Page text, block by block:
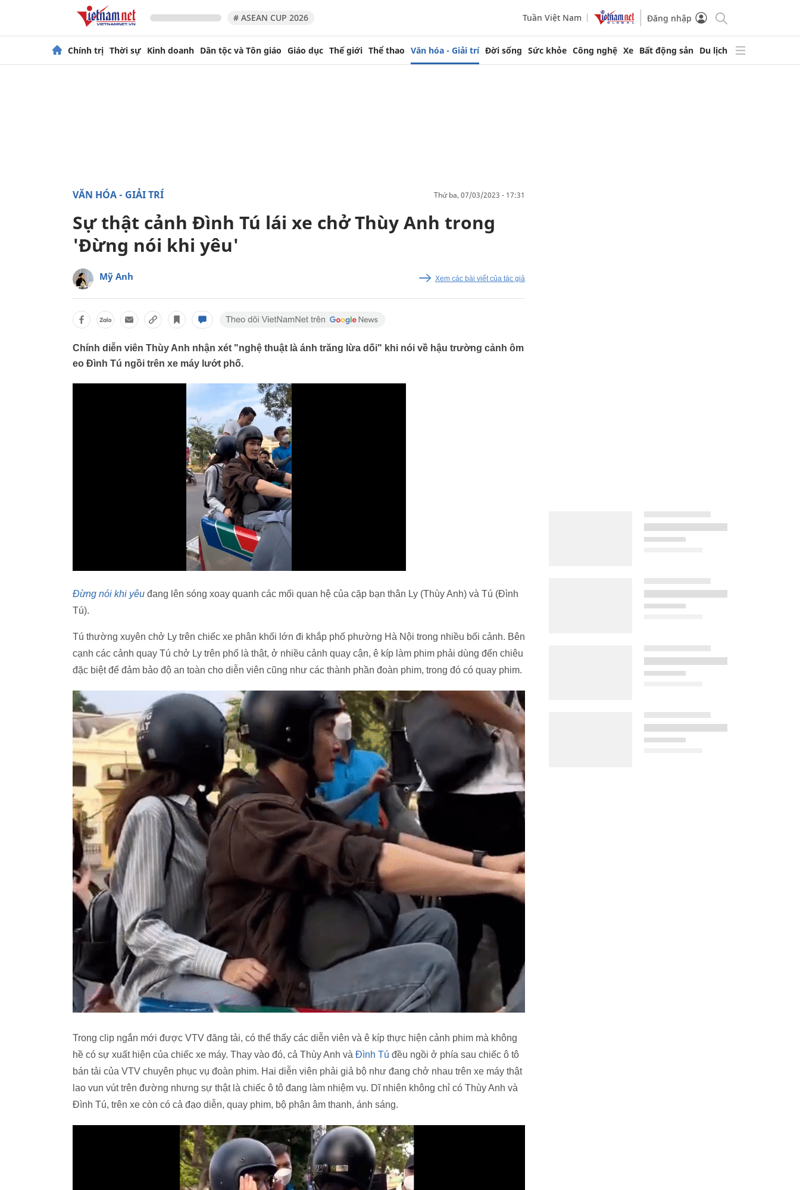
# ASEAN CUP 2026 Tuần Việt Nam Đăng nhập
Chính trị Thời sự Kinh doanh Dân tộc và Tôn giáo Giáo dục Thế giới Thể thao Văn hóa - Giải trí Đời sống Sức khỏe Công nghệ Xe Bất động sản Du lịch
VĂN HÓA - GIẢI TRÍ thứ ba, 07/03/2023 - 17:31
Sự thật cảnh Đình Tú lái xe chở Thùy Anh trong
'Đừng nói khi yêu'
Mỹ Anh Xem các bài viết của tác giả
Chính diễn viên Thùy Anh nhận xét "nghệ thuật là ánh trăng lừa dối" khi nói về hậu trường cảnh ôm
eo Đình Tú ngồi trên xe máy lướt phố.
Đừng nói khi yêu đang lên sóng xoay quanh các mối quan hệ của cặp bạn thân Ly (Thùy Anh) và Tú (Đình
Tú).
Tú thường xuyên chở Ly trên chiếc xe phân khối lớn đi khắp phố phường Hà Nội trong nhiều bối cảnh. Bên
cạnh các cảnh quay Tú chở Ly trên phố là thật, ở nhiều cảnh quay cận, ê kíp làm phim phải dùng đến chiêu
đặc biệt để đảm bảo độ an toàn cho diễn viên cũng như các thành phần đoàn phim, trong đó có quay phim.
Trong clip ngắn mới được VTV đăng tải, có thể thấy các diễn viên và ê kíp thực hiện cảnh phim mà không
hề có sự xuất hiện của chiếc xe máy. Thay vào đó, cả Thùy Anh và Đình Tú đều ngồi ở phía sau chiếc ô tô
bán tải của VTV chuyên phục vụ đoàn phim. Hai diễn viên phải giả bộ như đang chở nhau trên xe máy thật
lao vun vút trên đường nhưng sự thật là chiếc ô tô đang làm nhiệm vụ. Dĩ nhiên không chỉ có Thùy Anh và
Đình Tú, trên xe còn có cả đạo diễn, quay phim, bộ phận âm thanh, ánh sáng.